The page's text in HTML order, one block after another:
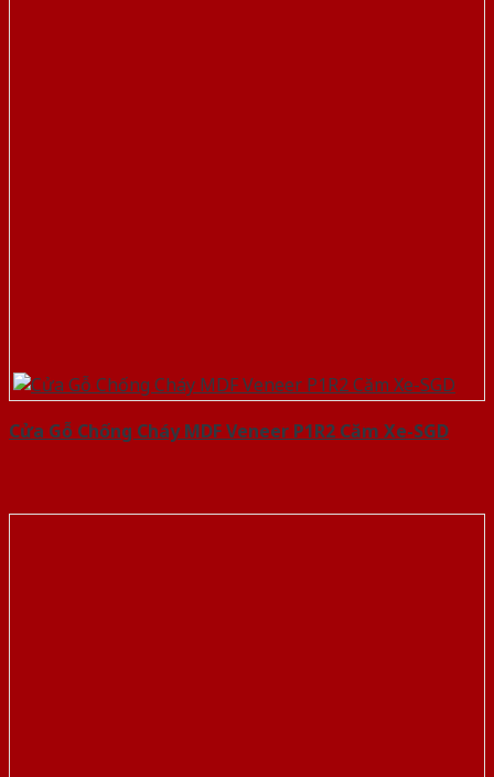
Cửa Gỗ Chống Cháy MDF Veneer P1R2 Căm Xe-SGD